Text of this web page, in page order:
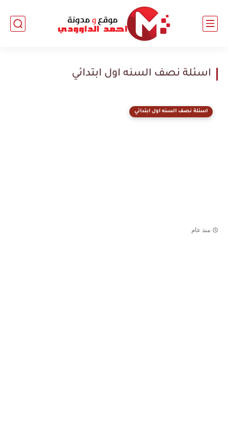
اسئلة نصف السنه اول ابتدائي
اسئلة نصف السنه اول ابتدائي
منذ عام